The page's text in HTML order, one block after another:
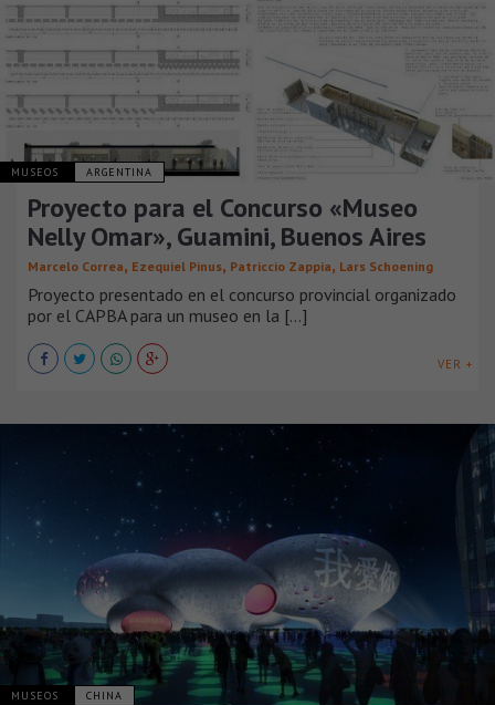
MUSEOS ARGENTINA
Proyecto para el Concurso «Museo
Nelly Omar», Guamini, Buenos Aires
Marcelo Correa, Ezequiel Pinus, Patriccio Zappia, Lars Schoening
Proyecto presentado en el concurso provincial organizado
por el CAPBA para un museo en la [...]
VER +
MUSEOS CHINA